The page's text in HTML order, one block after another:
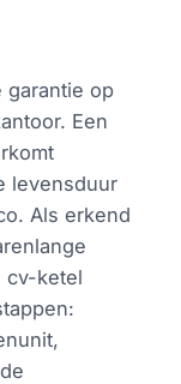
garantie op
Een
levensduur
Als erkend
cv-ketel